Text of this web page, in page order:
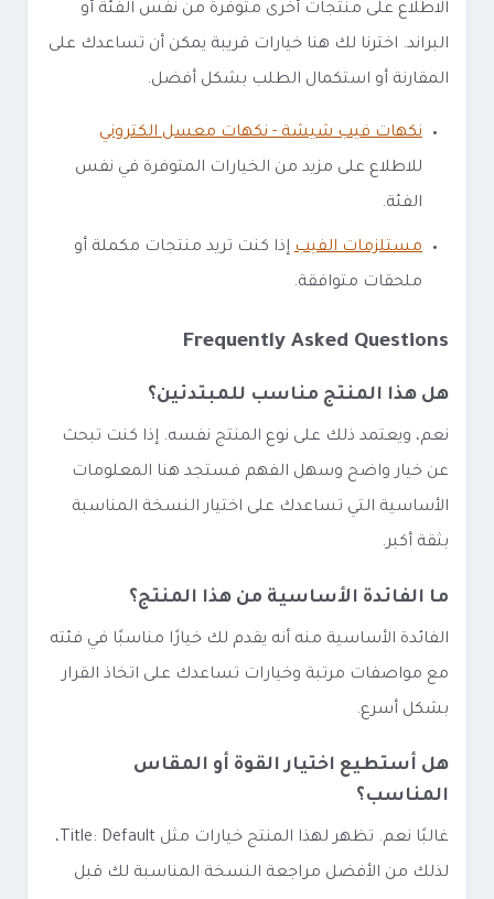
الاطلاع على منتجات أخرى متوفرة من نفس الفئة أو
البراند. اخترنا لك هنا خيارات قريبة يمكن أن تساعدك على
المقارنة أو استكمال الطلب بشكل أفضل.
نكهات فيب شيشة - نكهات معسل الكتروني
للاطلاع على مزيد من الخيارات المتوفرة في نفس
الفئة.
مستلزمات الفيب إذا كنت تريد منتجات مكملة أو
ملحقات متوافقة.
Frequently Asked Questions
هل هذا المنتج مناسب للمبتدئين؟
نعم، ويعتمد ذلك على نوع المنتج نفسه. إذا كنت تبحث
عن خيار واضح وسهل الفهم فستجد هنا المعلومات
الأساسية التي تساعدك على اختيار النسخة المناسبة
بثقة أكبر.
ما الفائدة الأساسية من هذا المنتج؟
الفائدة الأساسية منه أنه يقدم لك خيارًا مناسبًا في فئته
مع مواصفات مرتبة وخيارات تساعدك على اتخاذ القرار
بشكل أسرع.
هل أستطيع اختيار القوة أو المقاس
المناسب؟
غالبًا نعم. تظهر لهذا المنتج خيارات مثل Title: Default،
لذلك من الأفضل مراجعة النسخة المناسبة لك قبل